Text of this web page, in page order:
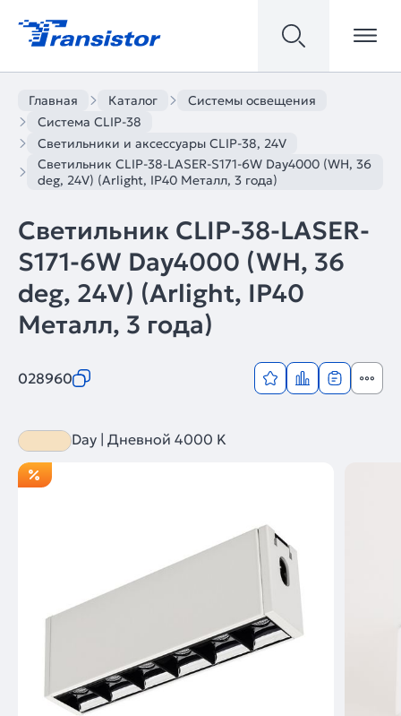
Главная Каталог
Системы освещения
Система CLIP-38
Светильники и аксессуары CLIP-38, 24V
Светильник CLIP-38-LASER-S171-6W Day4000 (WH, 36
deg, 24V) (Arlight, IP40 Металл, 3 года)
Светильник CLIP-38-LASER-
S171-6W Day4000 (WH, 36
deg, 24V) (Arlight, IP40
Металл, 3 года)
028960
Day | Дневной 4000 K